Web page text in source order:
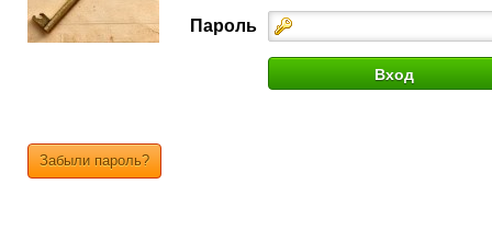
Пароль
Забыли пароль?